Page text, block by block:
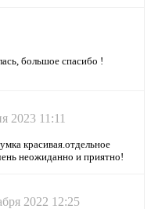
большое спасибо !
2023 11:11
красивая.отдельное
неожиданно и приятно!
2022 12:25